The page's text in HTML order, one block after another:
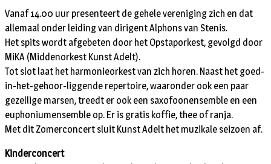
Vanaf 14.00 uur presenteert de gehele vereniging zich en dat
allemaal onder leiding van dirigent Alphons van Stenis.
Het spits wordt afgebeten door het Opstaporkest, gevolgd door
MiKA (Middenorkest Kunst Adelt).
Tot slot laat het harmonieorkest van zich horen. Naast het goed-
in-het-gehoor-liggende repertoire, waaronder ook een paar
gezellige marsen, treedt er ook een saxofoonensemble en een
euphoniumensemble op. Er is gratis koffie, thee of ranja.
Met dit Zomerconcert sluit Kunst Adelt het muzikale seizoen af.
Kinderconcert